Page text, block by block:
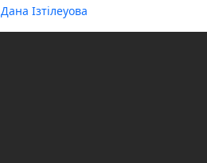
Дана Ізтілеуова